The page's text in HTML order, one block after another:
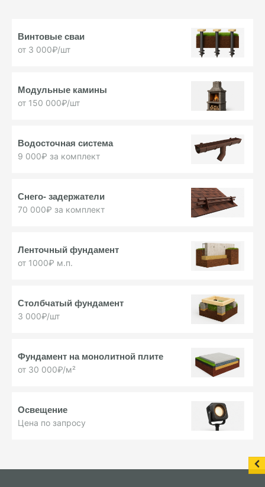
Винтовые сваи
от 3 000₽/шт
Модульные камины
от 150 000₽/шт
Водосточная система
9 000₽ за комплект
Снего- задержатели
70 000₽ за комплект
Ленточный фундамент
от 1000₽ м.п.
Столбчатый фундамент
3 000₽/шт
Фундамент на монолитной плите
от 30 000₽/м²
Освещение
Цена по запросу